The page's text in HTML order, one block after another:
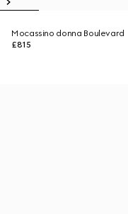
Mocassino donna Boulevard
£815